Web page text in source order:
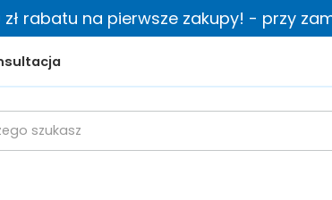
rabatu na pierwsze zakupy! - przy